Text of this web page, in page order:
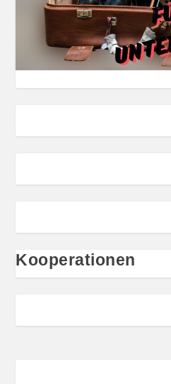
Kooperationen